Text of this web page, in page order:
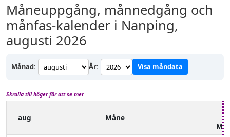
Måneuppgång, månnedgång och
månfas-kalender i Nanping,
augusti 2026
Månad: År: Visa måndata
Skrolla till höger för att se mer
aug
Måne